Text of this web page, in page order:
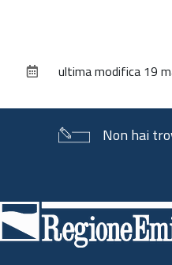
documentoultima modifica 19
Non hai
di
pagina